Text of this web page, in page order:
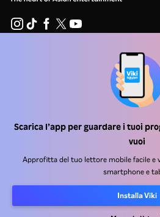
Scarica l’app per guardare i tuoi
vuoi
Approfitta del tuo lettore mobile facile e
smartphone e
Installa Viki
Inserzionisti
Condizioni d'uso